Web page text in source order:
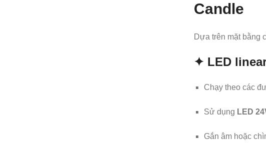
Candle
Dựa trên mặt bằng
✦ LED
Chạy theo các
Sử dụng LED
Gắn âm hoặc